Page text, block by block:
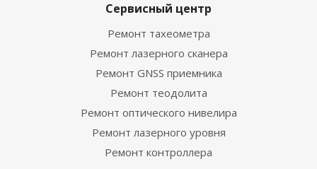
Сервисный центр
Ремонт тахеометра
Ремонт лазерного сканера
Ремонт GNSS приемника
Ремонт теодолита
Ремонт оптического нивелира
Ремонт лазерного уровня
Ремонт контроллера